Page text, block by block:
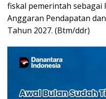
fiskal pemerintah sebagai
Anggaran Pendapatan
Tahun 2027. (Btm/ddr)